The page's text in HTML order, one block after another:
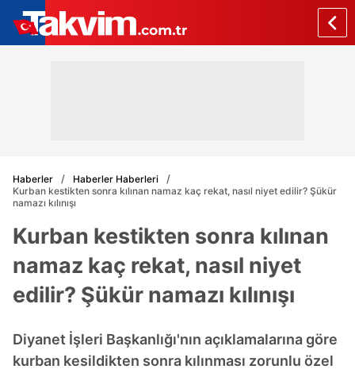
Haberler
Haberler Haberleri
Kurban kestikten sonra kılınan namaz kaç rekat, nasıl niyet edilir? Şükür
namazı kılınışı
Kurban kestikten sonra kılınan
namaz kaç rekat, nasıl niyet
edilir? Şükür namazı kılınışı
Diyanet İşleri Başkanlığı'nın açıklamalarına göre
kurban kesildikten sonra kılınması zorunlu özel